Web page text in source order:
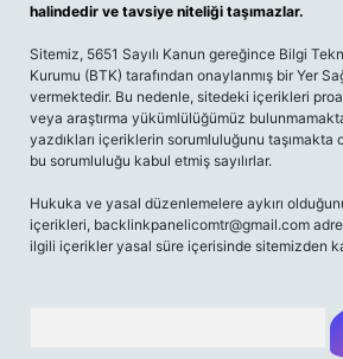
halindedir ve tavsiye niteliği taşımazlar.
Sitemiz, 5651 Sayılı Kanun gereğince Bilgi
Kurumu (BTK) tarafından onaylanmış bir Yer
vermektedir. Bu nedenle, sitedeki içerikleri
veya araştırma yükümlülüğümüz
yazdıkları içeriklerin sorumluluğunu taşımakta
bu sorumluluğu kabul etmiş sayılırlar.
Hukuka ve yasal düzenlemelere aykırı
içerikleri, backlinkpanelicomtr@gmail.com
ilgili içerikler yasal süre içerisinde sitemizden